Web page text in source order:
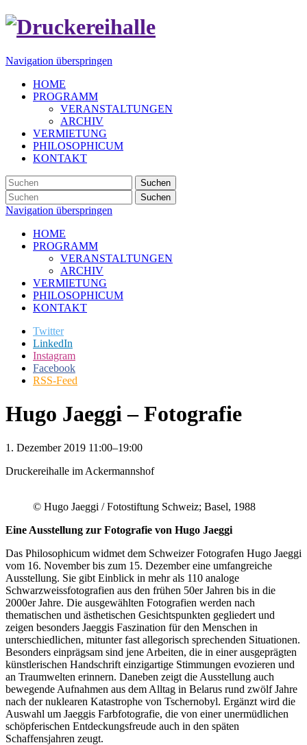
Navigation überspringen
HOME
PROGRAMM
VERANSTALTUNGEN
ARCHIV
VERMIETUNG
PHILOSOPHICUM
KONTAKT
Suchen
Suchen
Navigation überspringen
HOME
PROGRAMM
VERANSTALTUNGEN
ARCHIV
VERMIETUNG
PHILOSOPHICUM
KONTAKT
Twitter
LinkedIn
Instagram
Facebook
RSS-Feed
Hugo Jaeggi – Fotografie
1. Dezember 2019 11:00–19:00
Druckereihalle im Ackermannshof
© Hugo Jaeggi / Fotostiftung Schweiz; Basel, 1988
Eine Ausstellung zur Fotografie von Hugo Jaeggi
Das Philosophicum widmet dem Schweizer Fotografen Hugo Jaeggi
vom 16. November bis zum 15. Dezember eine umfangreiche
Ausstellung. Sie gibt Einblick in mehr als 110 analoge
Schwarzweissfotografien aus den frühen 50er Jahren bis in die
2000er Jahre. Die ausgewählten Fotografien werden nach
thematischen und ästhetischen Gesichtspunkten gegliedert und
zeigen besonders Jaeggis Faszination für den Menschen in
unterschiedlichen, mitunter fast allegorisch sprechenden Situationen.
Besonders einprägsam sind jene Arbeiten, die in einer ausgeprägten
künstlerischen Handschrift einzigartige Stimmungen evozieren und
an Traumwelten erinnern. Daneben zeigt die Ausstellung auch
bewegende Aufnahmen aus dem Alltag in Belarus rund zwölf Jahre
nach der nuklearen Katastrophe von Tschernobyl. Ergänzt wird die
Auswahl um Jaeggis Farbfotografie, die von einer unermüdlichen
schöpferischen Entdeckungsfreude auch in den späten
Schaffensjahren zeugt.